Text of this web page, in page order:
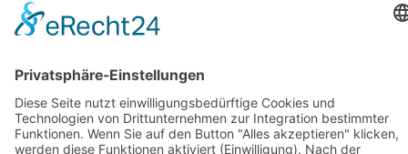
10 - 15 Uhr
"WelWel" Döbeln
Fichtestraße 10
04720 Döbeln